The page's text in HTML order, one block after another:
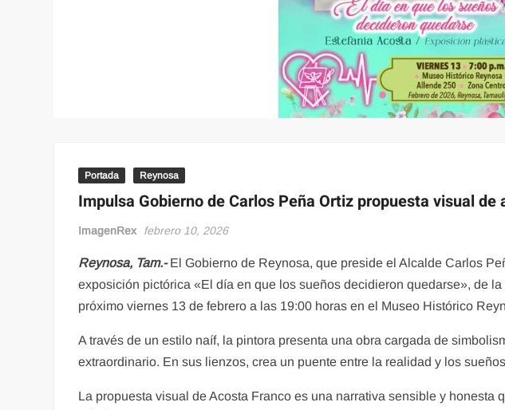
Portada Reynosa
Impulsa Gobierno de Carlos Peña Ortiz propuesta visual
ImagenRex febrero 10, 2026
Reynosa, Tam.-El Gobierno de Reynosa, que preside el Alcalde Carlos
exposición pictórica «El día en que los sueños decidieron quedarse», de
próximo viernes 13 de febrero a las 19:00 horas en el Museo Histórico
A través de un estilo naíf, la pintora presenta una obra cargada de
extraordinario. En sus lienzos, crea un puente entre la realidad y los
La propuesta visual de Acosta Franco es una narrativa sensible y honesta